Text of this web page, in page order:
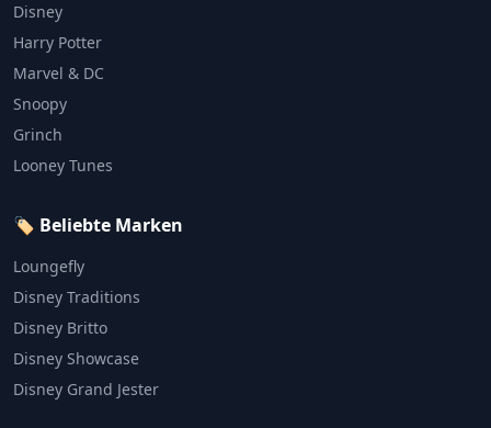
Disney
Harry Potter
Marvel & DC
Snoopy
Grinch
Looney Tunes
🏷️ Beliebte Marken
Loungefly
Disney Traditions
Disney Britto
Disney Showcase
Disney Grand Jester